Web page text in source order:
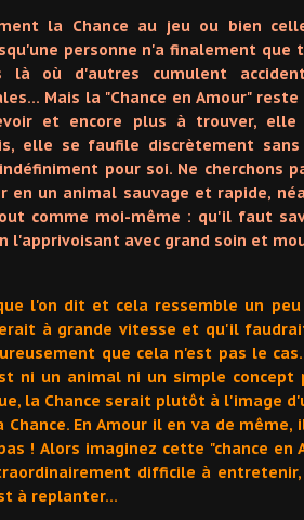
la Chance au jeu ou bien
personne n'a finalement que
où d'autres cumulent
Mais la "Chance en Amour" reste
et encore plus à trouver,
elle se faufile discrètement
pour soi. Ne cherchons
en un animal sauvage et rapide,
comme moi-même : qu'il faut
l'apprivoisant avec grand soin et
l'on dit et cela ressemble un
à grande vitesse et qu'il
que cela n'est pas le
ni un animal ni un simple concept
la Chance serait plutôt à l'image
En Amour il en va de
! Alors imaginez cette "chance en
difficile à
à replanter…